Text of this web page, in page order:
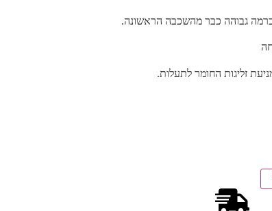
גבוהה כבר מהשכבה הראשונה.
זליגות החומר לתעלות.